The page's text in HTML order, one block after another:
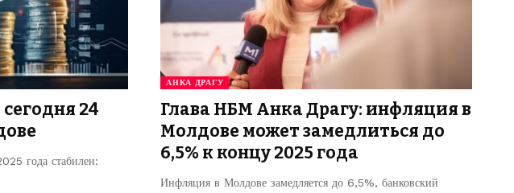
24
года стабилен:
АНКА ДРАГУ
Глава НБМ Анка Драгу: инфляция в
Молдове может замедлиться до
6,5% к концу 2025 года
Инфляция в Молдове замедляется до 6,5%, банковский